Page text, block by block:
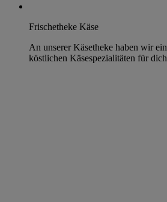
Frischetheke Käse
An unserer Käsetheke haben wir
köstlichen Käsespezialitäten für